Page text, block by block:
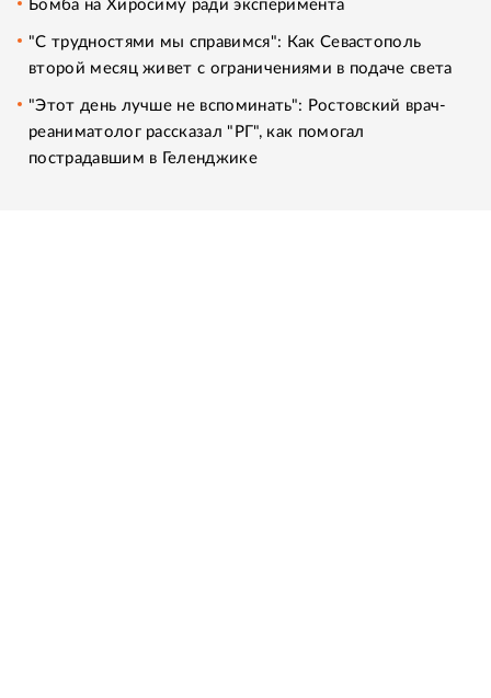
Бомба на Хиросиму ради эксперимента
"С трудностями мы справимся": Как Севастополь
второй месяц живет с ограничениями в подаче света
"Этот день лучше не вспоминать": Ростовский врач-
реаниматолог рассказал "РГ", как помогал
пострадавшим в Геленджике